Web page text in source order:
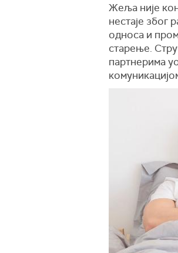
Жеља није
нестаје због
односа и
старење.
партнерима